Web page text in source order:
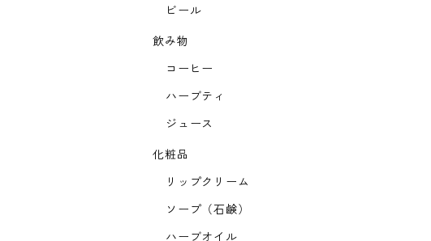
ビール
飲み物
コーヒー
ハーブティ
ジュース
化粧品
リップクリーム
ソープ（石鹸）
ハーブオイル